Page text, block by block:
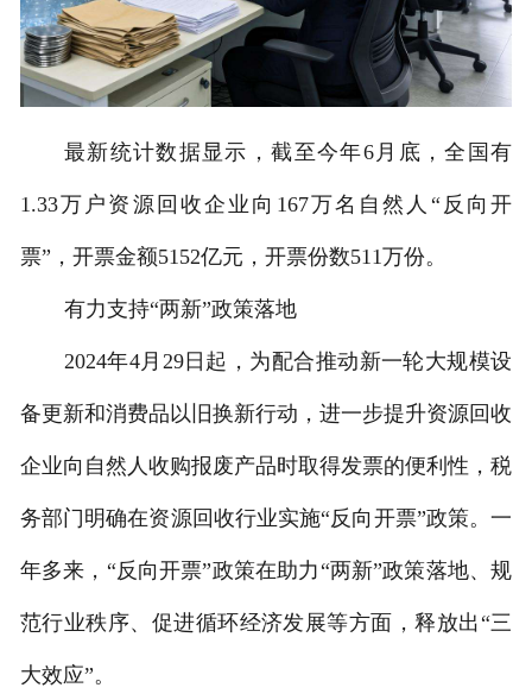
最新统计数据显示，截至今年6月底，全国有
1.33万户资源回收企业向167万名自然人“反向开
票”，开票金额5152亿元，开票份数511万份。
有力支持“两新”政策落地
2024年4月29日起，为配合推动新一轮大规模设
备更新和消费品以旧换新行动，进一步提升资源回收
企业向自然人收购报废产品时取得发票的便利性，税
务部门明确在资源回收行业实施“反向开票”政策。一
年多来，“反向开票”政策在助力“两新”政策落地、规
范行业秩序、促进循环经济发展等方面，释放出“三
大效应”。